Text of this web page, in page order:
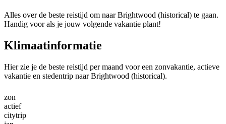
Alles over de beste reistijd om naar Brightwood (historical) te gaan.
Handig voor als je jouw volgende vakantie plant!
Klimaatinformatie
Hier zie je de beste reistijd per maand voor een zonvakantie, actieve
vakantie en stedentrip naar Brightwood (historical).
zon
actief
citytrip